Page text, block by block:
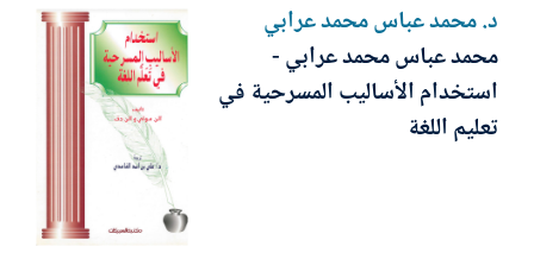
د. محمد عباس محمد عرابي
محمد عباس محمد عرابي -
استخدام الأساليب المسرحية في
تعليم اللغة